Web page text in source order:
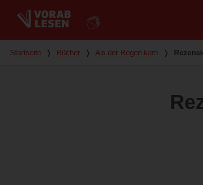
Du bist hier
Startseite ❭ Bücher ❭ Als der Regen kam ❭